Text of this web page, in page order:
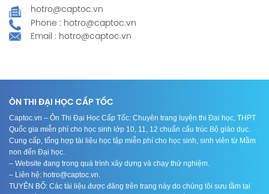
hotro@captoc.vn
Phone : hotro@captoc.vn
Email : hotro@captoc.vn
ÔN THI ĐẠI HỌC CẤP TỐC
Captoc.vn – Ôn Thi Đại Học Cấp Tốc: Chuyên trang luyện thi Đại học, THPT
Quốc gia miễn phí cho học sinh lớp 10, 11, 12 chuẩn cấu trúc Bộ giáo dục.
Cung cấp, tổng hợp tài liệu học tập miễn phí cho học sinh, sinh viên từ Mầm
non đến Đại học.
– Website đang trong quá trình xây dựng và chạy thử nghiệm.
– Liên hệ: hotro@captoc.vn.
TUYÊN BỐ: Các tài liệu được đăng trên trang này do chúng tôi sưu tầm tại